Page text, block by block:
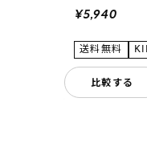
¥5,940
比較する